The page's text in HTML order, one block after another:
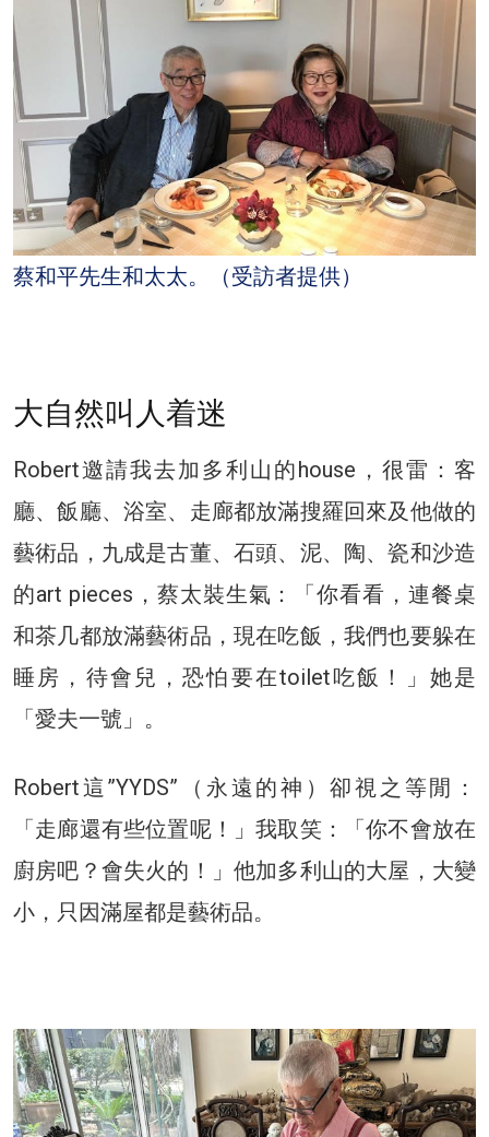
蔡和平先生和太太。（受訪者提供）
大自然叫人着迷
Robert邀請我去加多利山的house，很雷：客
廳、飯廳、浴室、走廊都放滿搜羅回來及他做的
藝術品，九成是古董、石頭、泥、陶、瓷和沙造
的art pieces，蔡太裝生氣：「你看看，連餐桌
和茶几都放滿藝術品，現在吃飯，我們也要躲在
睡房，待會兒，恐怕要在toilet吃飯！」她是
「愛夫一號」。
Robert這”YYDS”（永遠的神）卻視之等閒：
「走廊還有些位置呢！」我取笑：「你不會放在
廚房吧？會失火的！」他加多利山的大屋，大變
小，只因滿屋都是藝術品。